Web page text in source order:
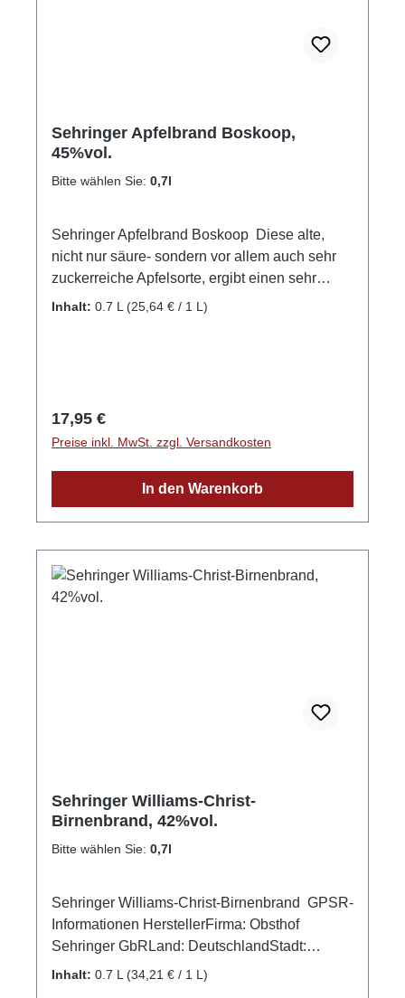
Sehringer Apfelbrand Boskoop,
45%vol.
Bitte wählen Sie: 0,7l
Sehringer Apfelbrand Boskoop Diese alte,
nicht nur säure- sondern vor allem auch sehr
zuckerreiche Apfelsorte, ergibt einen sehr
harmonischen, fast süßlich schmeckenden
Inhalt: 0.7 L (25,64 € / 1 L)
Regulärer Preis:
17,95 €
Preise inkl. MwSt. zzgl. Versandkosten
In den Warenkorb
Sehringer Williams-Christ-
Birnenbrand, 42%vol.
Bitte wählen Sie: 0,7l
Sehringer Williams-Christ-Birnenbrand GPSR-
Informationen HerstellerFirma: Obsthof
Sehringer GbRLand: DeutschlandStadt:
MengenStraße: Hauptstr. 1aPostleitzahl:
Inhalt: 0.7 L (34,21 € / 1 L)